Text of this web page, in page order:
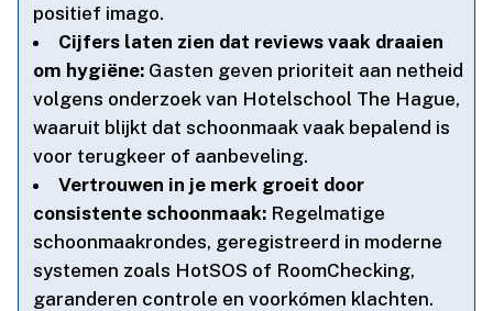
positief imago.​
Cijfers laten zien dat reviews vaak draaien
om hygiëne: Gasten geven prioriteit aan netheid
volgens onderzoek van Hotelschool The Hague,
waaruit blijkt dat schoonmaak vaak bepalend is
voor terugkeer of aanbeveling.​
Vertrouwen in je merk groeit door
consistente schoonmaak: Regelmatige
schoonmaakrondes, geregistreerd in moderne
systemen zoals HotSOS of RoomChecking,
garanderen controle en voorkómen klachten.​